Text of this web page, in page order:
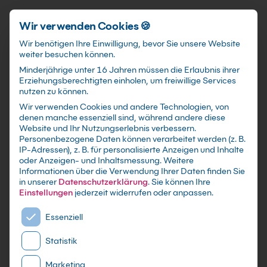
Schnellzugriff
Selbst-Management:
Selbstmotivation Kurs
mit Zertifikat - Kurse zu festen Terminen sowie
individuelle Firmen -und Inhouse-Schulungen
nach Maß - Live Online oder in Präsenz lernen -
In kleinen Gruppen oder im gezielten
Einzelcoaching
Wir verwenden Cookies 🍪
Wir benötigen Ihre Einwilligung, bevor Sie unsere Website
weiter besuchen können.
Minderjährige unter 16 Jahren müssen die Erlaubnis ihrer
Erziehungsberechtigten einholen, um freiwillige Services
nutzen zu können.
Wir verwenden Cookies und andere Technologien, von
denen manche essenziell sind, während andere diese
Website und Ihr Nutzungserlebnis verbessern.
Personenbezogene Daten können verarbeitet werden (z. B.
IP-Adressen), z. B. für personalisierte Anzeigen und Inhalte
oder Anzeigen- und Inhaltsmessung.Weitere
Informationen über die Verwendung Ihrer Daten finden Sie
in unserer Datenschutzerklärung.Sie können Ihre
Einstellungen jederzeit widerrufen oder anpassen.
Es folgt eine Liste der Service-Gruppen, für die eine
Essenziell
Statistik
Marketing